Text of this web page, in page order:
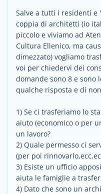
Salve a tutti i residenti e
coppia di architetti (io
piccolo e viviamo ad
Cultura Ellenico, ma
dimezzato) vogliamo
voi per chiedervi dei
domande sono 8 e sono
qualche risposta e di
1) Se ci trasferiamo lo
aiuto (economico o per
un lavoro?
2) Quale permesso ci
(per poi
3) Esiste un ufficio
aiuta le famiglie a
4) Dato che sono un